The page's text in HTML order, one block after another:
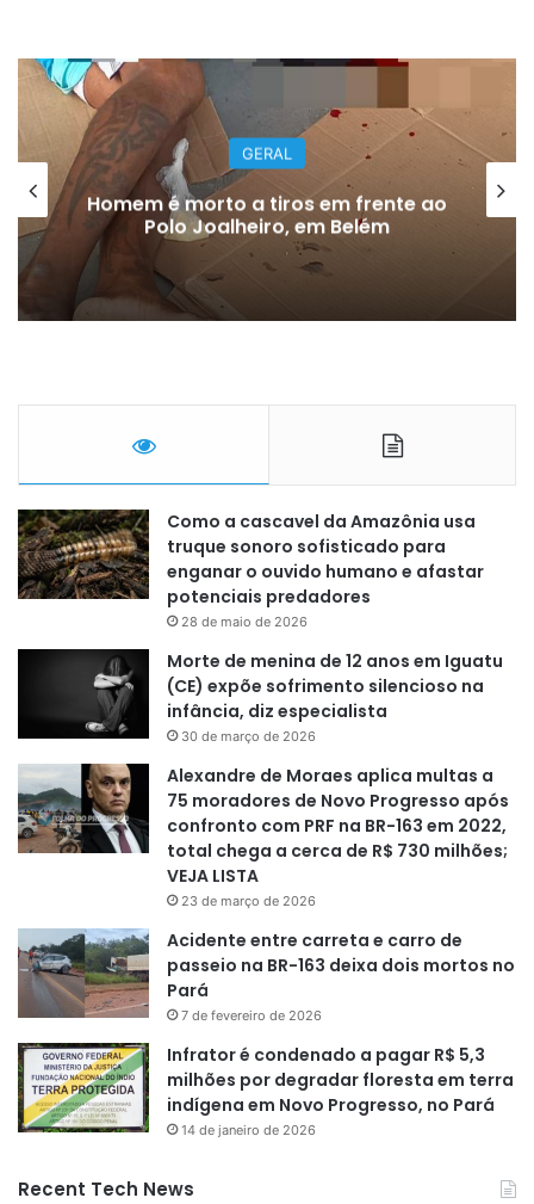
GERAL
Homem é morto a tiros em frente ao
Polo Joalheiro, em Belém
Como a cascavel da Amazônia usa
truque sonoro sofisticado para
enganar o ouvido humano e afastar
potenciais predadores
28 de maio de 2026
Morte de menina de 12 anos em Iguatu
(CE) expõe sofrimento silencioso na
infância, diz especialista
30 de março de 2026
Alexandre de Moraes aplica multas a
75 moradores de Novo Progresso após
confronto com PRF na BR-163 em 2022,
total chega a cerca de R$ 730 milhões;
VEJA LISTA
23 de março de 2026
Acidente entre carreta e carro de
passeio na BR-163 deixa dois mortos no
Pará
7 de fevereiro de 2026
Infrator é condenado a pagar R$ 5,3
milhões por degradar floresta em terra
indígena em Novo Progresso, no Pará
14 de janeiro de 2026
Recent Tech News